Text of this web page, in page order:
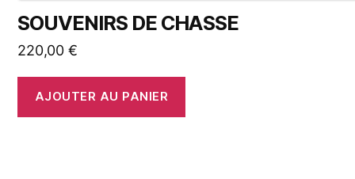
SOUVENIRS DE CHASSE
220,00 €
AJOUTER AU PANIER